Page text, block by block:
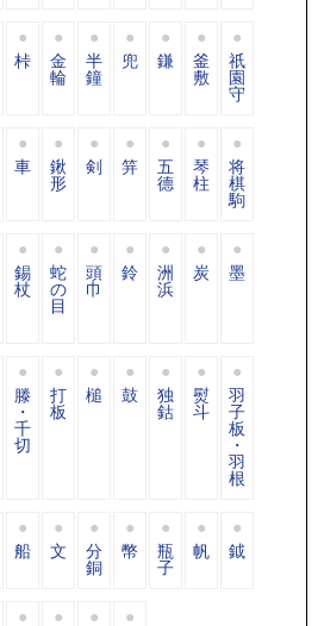
桛 金
輪
半
鐘
兜 鎌 釜
敷
祇
園
守
車 鍬
形
剣 笄 五
德
琴
柱
将
棋
駒
錫
杖
蛇
の
目
頭
巾
鈴 洲
浜
炭 墨
滕
・
千
切
打
板
槌 鼓 独
鈷
熨
斗
羽
子
板
・
羽
根
船 文 分
銅
幣 瓶
子
帆 鉞